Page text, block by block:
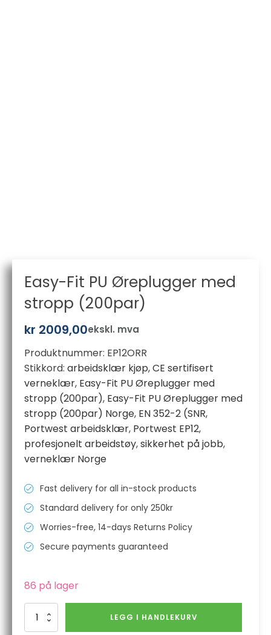
Easy-Fit PU Øreplugger med
stropp (200par)
kr 2009,00ekskl. mva
Produktnummer: EP12ORR
Stikkord: arbeidsklær kjøp,CE sertifisert
verneklær, Easy-Fit PU Øreplugger med
stropp (200par), Easy-Fit PU Øreplugger med
stropp (200par) Norge, EN 352-2 (SNR,
Portwest arbeidsklær, Portwest EP12,
profesjonelt arbeidstøy,sikkerhet på jobb,
verneklær Norge
Fast delivery for all in-stock products
Standard delivery for only 250kr
Worries-free, 14-days Returns Policy
Secure payments guaranteed
86 på lager
Easy-
LEGG I HANDLEKURV